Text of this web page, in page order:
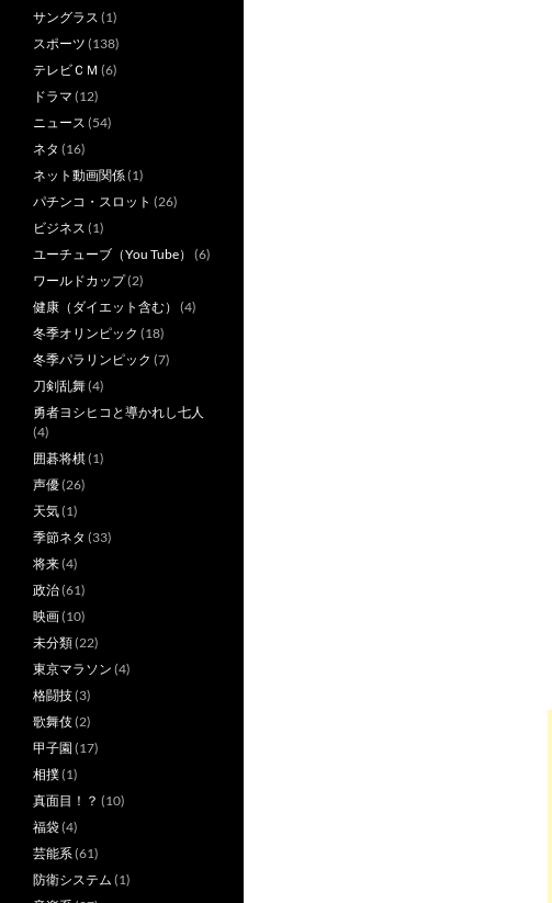
サングラス (1)
スポーツ (138)
テレビＣＭ (6)
ドラマ (12)
ニュース (54)
ネタ (16)
ネット動画関係(1)
パチンコ・スロット (26)
ビジネス (1)
ユーチューブ（You Tube） (6)
ワールドカップ(2)
健康（ダイエット含む） (4)
冬季オリンピック (18)
冬季パラリンピック (7)
刀剣乱舞(4)
勇者ヨシヒコと導かれし七人
(4)
囲碁将棋(1)
声優(26)
天気(1)
季節ネタ (33)
将来(4)
政治(61)
映画(10)
未分類(22)
東京マラソン (4)
格闘技(3)
歌舞伎(2)
甲子園 (17)
相撲(1)
真面目！？ (10)
福袋(4)
芸能系(61)
防衛システム (1)